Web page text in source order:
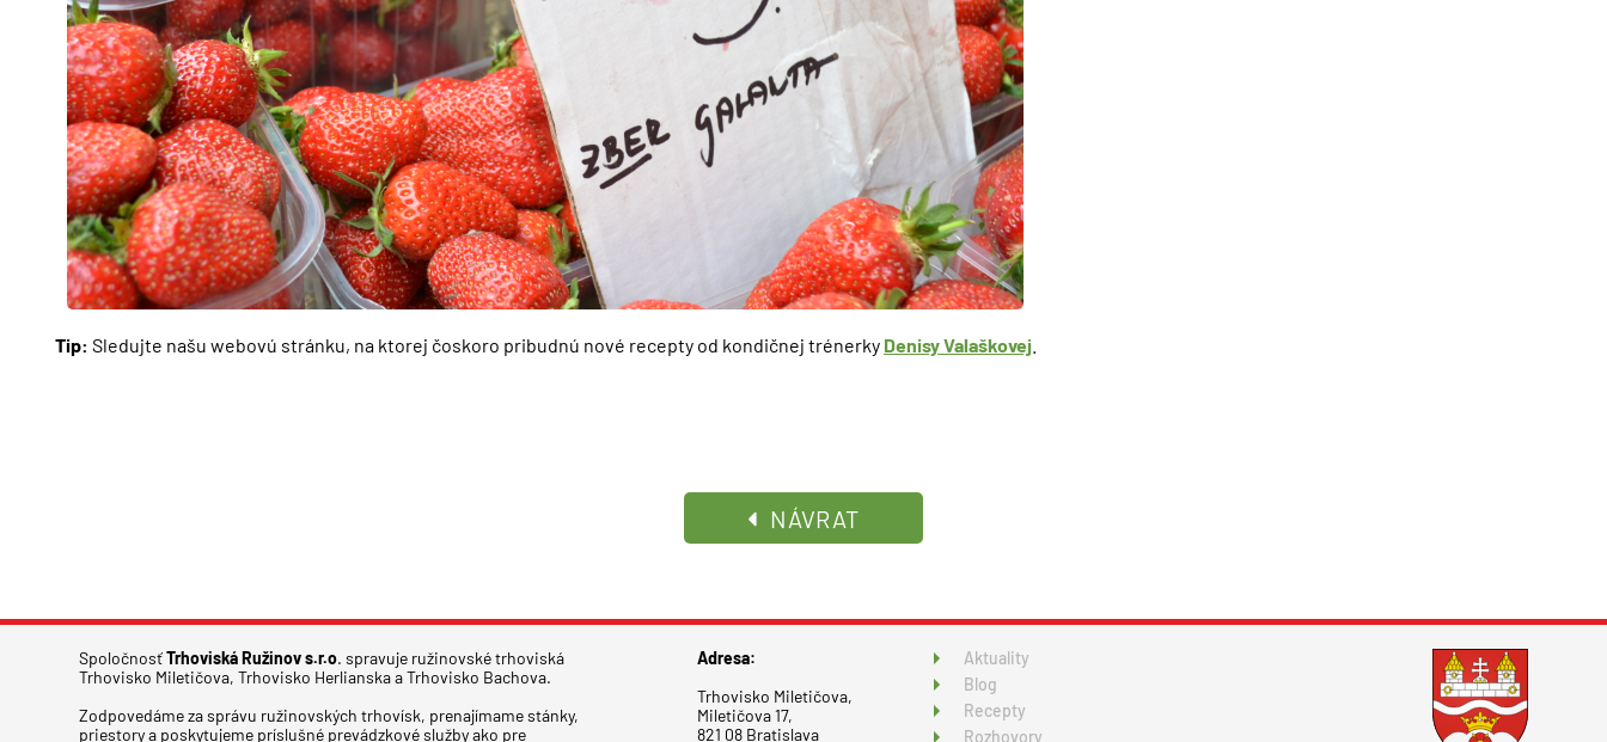
Tip: Sledujte našu webovú stránku, na ktorej čoskoro pribudnú nové recepty od kondičnej trénerky Denisy Valaškovej
NÁVRAT
SpoločnosťTrhoviská Ružinov s.r.o. spravuje ružinovské trhoviská
Trhovisko Miletičova, Trhovisko Herlianska a Trhovisko Bachova.
Zodpovedáme za správu ružinovských trhovísk, prenajímame stánky,
priestory a poskytujeme príslušné prevádzkové služby ako pre
Adresa:
Trhovisko Miletičova,
Miletičova 17,
821 08 Bratislava
Aktuality
Blog
Recepty
Rozhovory